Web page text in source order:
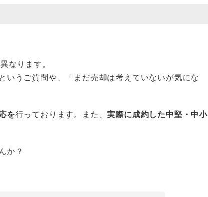
なります。
いうご質問や、「まだ売却は考えていないが気にな
を行っております。また、実際に成約した中堅・中小
か？